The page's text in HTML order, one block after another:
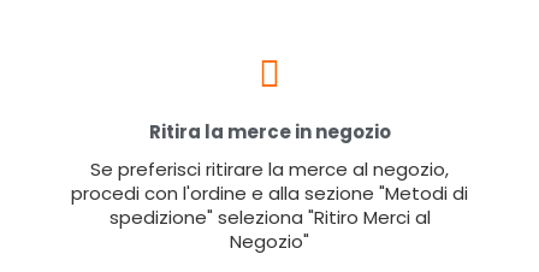
Ritira la merce in negozio
Se preferisci ritirare la merce al negozio,
procedi con l'ordine e alla sezione "Metodi di
spedizione" seleziona "Ritiro Merci al
Negozio"